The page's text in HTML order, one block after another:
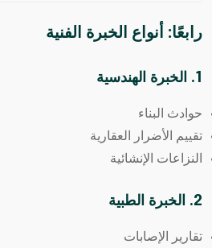
رابعًا: أنواع الخبرة الفنية
1. الخبرة الهندسية
حوادث البناء
تقييم الأضرار العقارية
النزاعات الإنشائية
2. الخبرة الطبية
تقارير الإصابات